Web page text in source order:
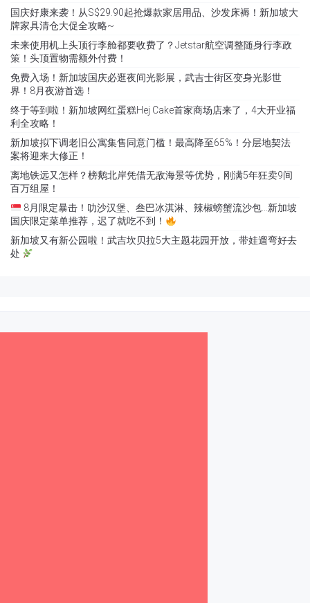
国庆好康来袭！从S$29.90起抢爆款家居用品、沙发床褥！新加坡大
牌家具清仓大促全攻略~
未来使用机上头顶行李舱都要收费了？Jetstar航空调整随身行李政
策！头顶置物需额外付费！
免费入场！新加坡国庆必逛夜间光影展，武吉士街区变身光影世
界！8月夜游首选！
终于等到啦！新加坡网红蛋糕Hej Cake首家商场店来了，4大开业福
利全攻略！
新加坡拟下调老旧公寓集售同意门槛！最高降至65%！分层地契法
案将迎来大修正！
离地铁远又怎样？榜鹅北岸凭借无敌海景等优势，刚满5年狂卖9间
百万组屋！
8月限定暴击！叻沙汉堡、叁巴冰淇淋、辣椒螃蟹流沙包…新加坡
国庆限定菜单推荐，迟了就吃不到！
新加坡又有新公园啦！武吉坎贝拉5大主题花园开放，带娃遛弯好去
处